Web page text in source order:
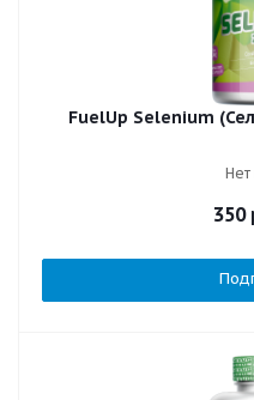
FuelUp Selenium
Нет
350